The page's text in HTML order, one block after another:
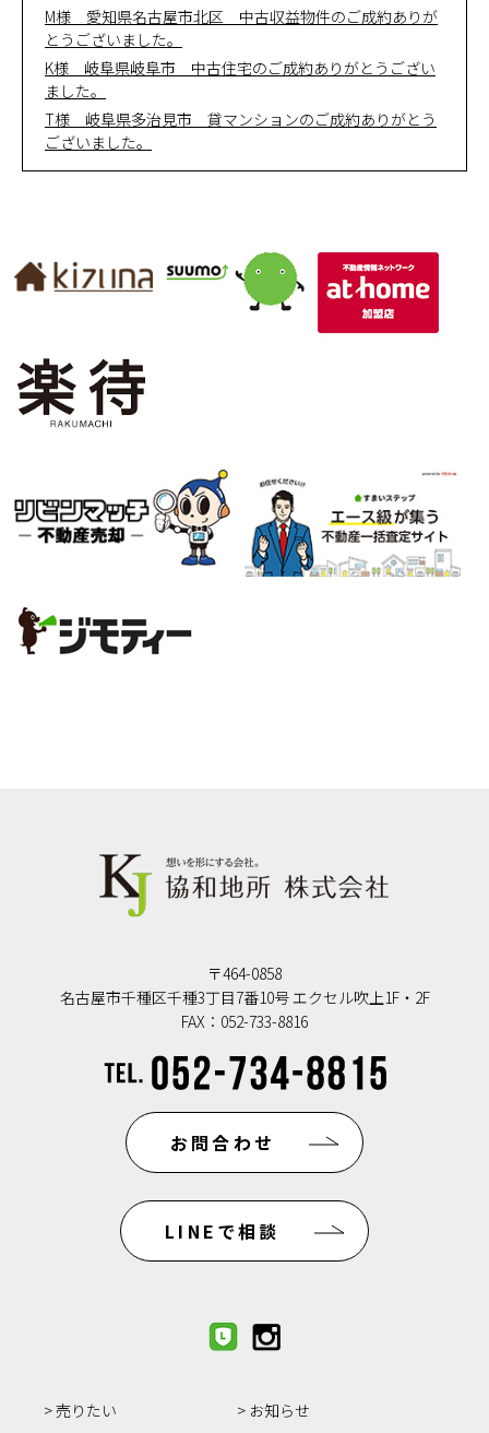
M様 愛知県名古屋市北区 中古収益物件のご成約ありが
とうございました。
K様 岐阜県岐阜市 中古住宅のご成約ありがとうござい
ました。
T様 岐阜県多治見市 貸マンションのご成約ありがとう
ございました。
〒464-0858
名古屋市千種区千種3丁目7番10号 エクセル吹上1F・2F
FAX：052-733-8816
お問合わせ
LINEで相談
売りたい
お知らせ